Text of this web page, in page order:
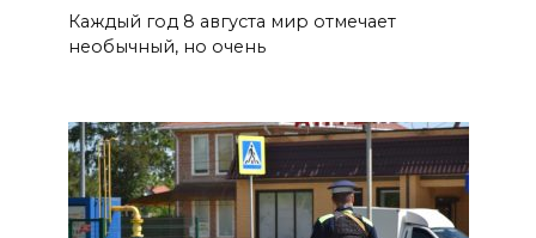
вражеские БПЛА
08 августа 2026 09:29
Каждый год 8 августа мир отмечает
необычный, но очень